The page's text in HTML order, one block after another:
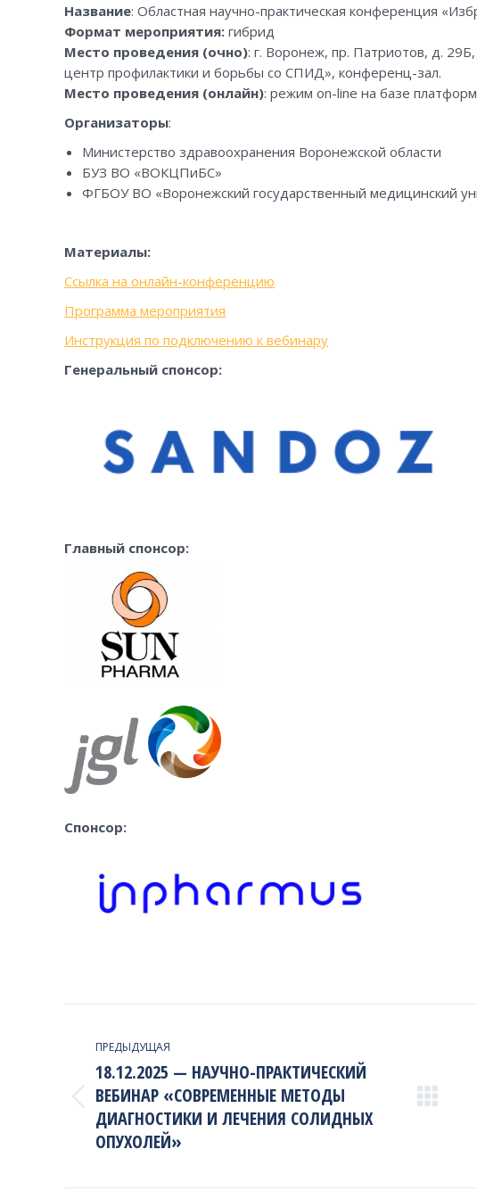
Название: Областная научно-практическая конференция
Формат мероприятия: гибрид
Место проведения (очно): г. Воронеж, пр. Патриотов, д.
центр профилактики и борьбы со СПИД», конференц-зал.
Место проведения (онлайн): режим on-line на базе
Организаторы:
Министерство здравоохранения Воронежской области
БУЗ ВО «ВОКЦПиБС»
ФГБОУ ВО «Воронежский государственный медицинский
Материалы:
Ссылка на онлайн-конференцию
Программа мероприятия
Инструкция по подключению к вебинару
Генеральный спонсор:
Главный спонсор:
Спонсор:
NAVIGATION
ПРЕДЫДУЩАЯ
Previous
project:
18.12.2025 — НАУЧНО-ПРАКТИЧЕСКИЙ
ВЕБИНАР «СОВРЕМЕННЫЕ МЕТОДЫ
ДИАГНОСТИКИ И ЛЕЧЕНИЯ СОЛИДНЫХ
ОПУХОЛЕЙ»